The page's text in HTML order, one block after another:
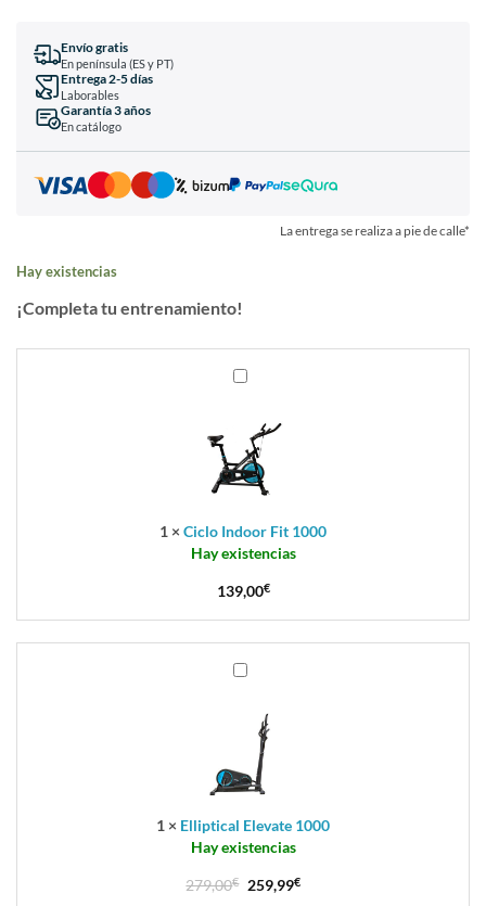
Envío gratis
En península (ES y PT)
Entrega 2-5 días
Laborables
Garantía 3 años
En catálogo
La entrega se realiza a pie de calle*
Hay existencias
¡Completa tu entrenamiento!
1 × Ciclo Indoor Fit 1000
Hay existencias
139,00€
1 × Elliptical Elevate 1000
Hay existencias
279,00€ 259,99€